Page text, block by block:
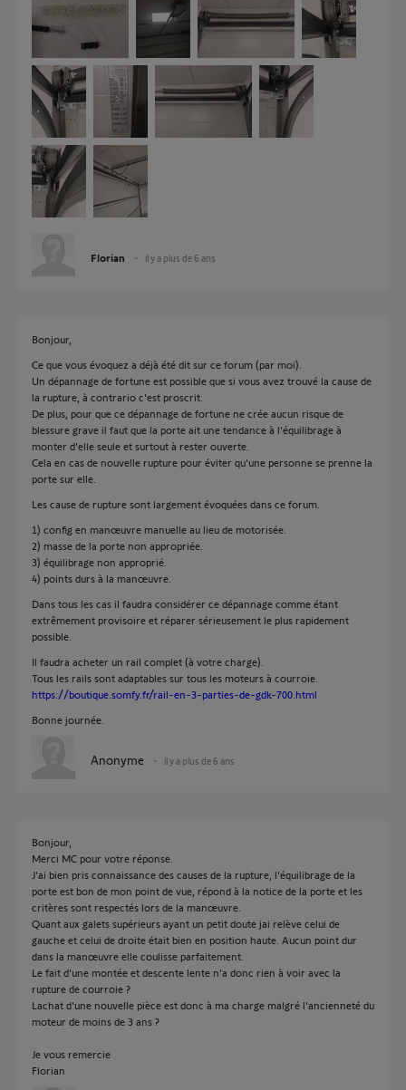
Florian il y a plus de 6 ans
Bonjour,
Ce que vous évoquez a déjà été dit sur ce forum (par moi).
Un dépannage de fortune est possible que si vous avez trouvé la cause de
la rupture, à contrario c'est proscrit.
De plus, pour que ce dépannage de fortune ne crée aucun risque de
blessure grave il faut que la porte ait une tendance à l'équilibrage à
monter d'elle seule et surtout à rester ouverte.
Cela en cas de nouvelle rupture pour éviter qu'une personne se prenne la
porte sur elle.
Les cause de rupture sont largement évoquées dans ce forum.
1) config en manœuvre manuelle au lieu de motorisée.
2) masse de la porte non appropriée.
3) équilibrage non approprié.
4) points durs à la manœuvre.
Dans tous les cas il faudra considérer ce dépannage comme étant
extrêmement provisoire et réparer sérieusement le plus rapidement
possible.
Il faudra acheter un rail complet (à votre charge).
Tous les rails sont adaptables sur tous les moteurs à courroie.
https://boutique.somfy.fr/rail-en-3-parties-de-gdk-700.html
Bonne journée.
Anonyme il y a plus de 6 ans
Bonjour,
Merci MC pour votre réponse.
J'ai bien pris connaissance des causes de la rupture, l'équilibrage de la
porte est bon de mon point de vue, répond à la notice de la porte et les
critères sont respectés lors de la manœuvre.
Quant aux galets supérieurs ayant un petit doute jai relève celui de
gauche et celui de droite était bien en position haute. Aucun point dur
dans la manœuvre elle coulisse parfaitement.
Le fait d'une montée et descente lente n'a donc rien à voir avec la
rupture de courroie ?
Lachat d'une nouvelle pièce est donc à ma charge malgré l'ancienneté du
moteur de moins de 3 ans ?
Je vous remercie
Florian